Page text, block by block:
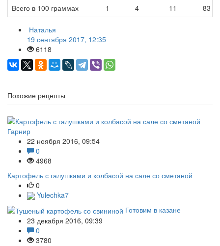
Всего в 100 граммах
1 4 11 83
Наталья
19 сентября 2017, 12:35
6118
Похожие рецепты
Гарнир
22 ноября 2016, 09:54
0
4968
Картофель с галушками и колбасой на сале со сметаной
0
Yulechka7
Готовим в казане
23 декабря 2016, 09:39
0
3780